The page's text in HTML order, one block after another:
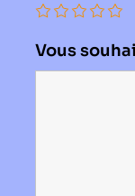
Vous